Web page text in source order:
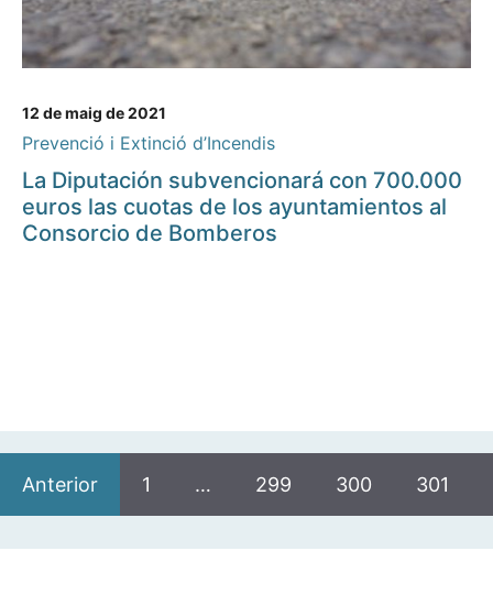
12 de maig de 2021
Prevenció i Extinció d’Incendis
La Diputación subvencionará con 700.000
euros las cuotas de los ayuntamientos al
Consorcio de Bomberos
Anterior 1 … 299 300 301